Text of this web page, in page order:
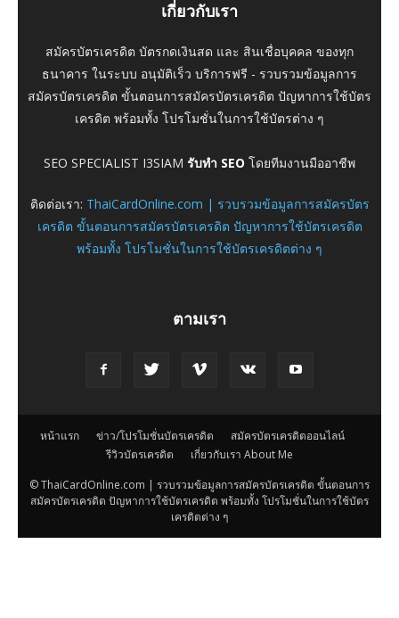
เกี่ยวกับเรา
สมัครบัตรเครดิต บัตรกดเงินสด และ สินเชื่อบุคคล ของทุก
ธนาคาร ในระบบ อนุมัติเร็ว บริการฟรี - รวบรวมข้อมูลการ
สมัครบัตรเครดิต ขั้นตอนการสมัครบัตรเครดิต ปัญหาการใช้บัตร
เครดิต พร้อมทั้ง โปรโมชั่นในการใช้บัตรต่าง ๆ
SEO SPECIALIST I3SIAM รับทำ SEO โดยทีมงานมืออาชีพ
ติดต่อเรา: ThaiCardOnline.com | รวบรวมข้อมูลการสมัครบัตร
เครดิต ขั้นตอนการสมัครบัตรเครดิต ปัญหาการใช้บัตรเครดิต
พร้อมทั้ง โปรโมชั่นในการใช้บัตรเครดิตต่าง ๆ
ตามเรา
หน้าแรก ข่าว/โปรโมชั่นบัตรเครดิต
สมัครบัตรเครดิตออนไลน์
รีวิวบัตรเครดิต
เกี่ยวกับเรา About Me
© ThaiCardOnline.com | รวบรวมข้อมูลการสมัครบัตรเครดิต ขั้นตอนการ
สมัครบัตรเครดิต ปัญหาการใช้บัตรเครดิต พร้อมทั้ง โปรโมชั่นในการใช้บัตร
เครดิตต่าง ๆ